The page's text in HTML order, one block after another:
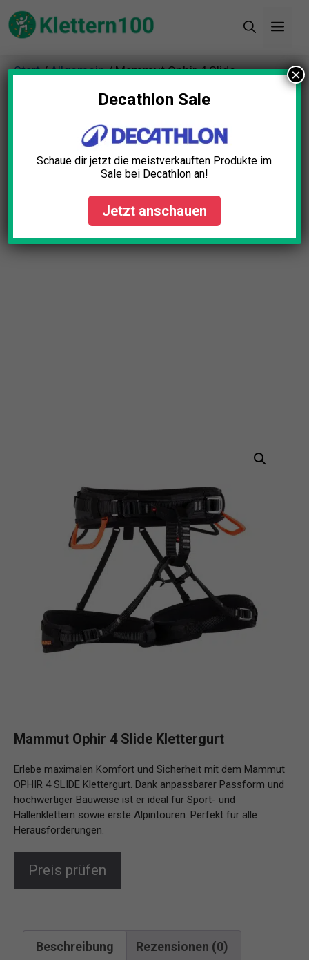
Zum
Inhalt
Start/Allgemein/ Mammut Ophir 4 Slide
Mammut Ophir 4 Slide Klettergurt
Erlebe maximalen Komfort und Sicherheit mit dem Mammut
OPHIR 4 SLIDE Klettergurt. Dank anpassbarer Passform und
hochwertiger Bauweise ist er ideal für Sport- und
Hallenklettern sowie erste Alpintouren. Perfekt für alle
Herausforderungen.
Preis prüfen
Beschreibung Rezensionen (0)
Decathlon Sale
Schaue dir jetzt die meistverkauften Produkte im
Sale bei Decathlon an!
Jetzt anschauen
×